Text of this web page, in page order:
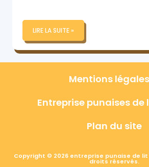
LIRE LA SUITE »
Mentions légales
Entreprise punaises de
Plan du site
Copyright © 2026 entreprise punaise de lit
droits réservés.